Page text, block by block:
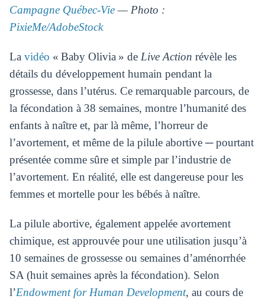
Campagne Québec-Vie— Photo :
PixieMe/AdobeStock
La vidéo « Baby Olivia » de Live Action révèle les
détails du développement humain pendant la
grossesse, dans l’utérus. Ce remarquable parcours, de
la fécondation à 38 semaines, montre l’humanité des
enfants à naître et, par là même, l’horreur de
l’avortement, et même de la pilule abortive ─ pourtant
présentée comme sûre et simple par l’industrie de
l’avortement. En réalité, elle est dangereuse pour les
femmes et mortelle pour les bébés à naître.
La pilule abortive, également appelée avortement
chimique, est approuvée pour une utilisation jusqu’à
10 semaines de grossesse ou semaines d’aménorrhée
SA (huit semaines après la fécondation). Selon
l’Endowment for Human Development, au cours de